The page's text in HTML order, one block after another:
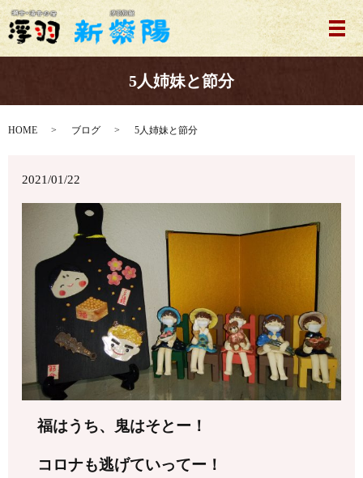
メ
5人姉妹と節分
HOME ブログ 5人姉妹と節分
2021/01/22
福はうち、鬼はそとー！
コロナも逃げていってー！